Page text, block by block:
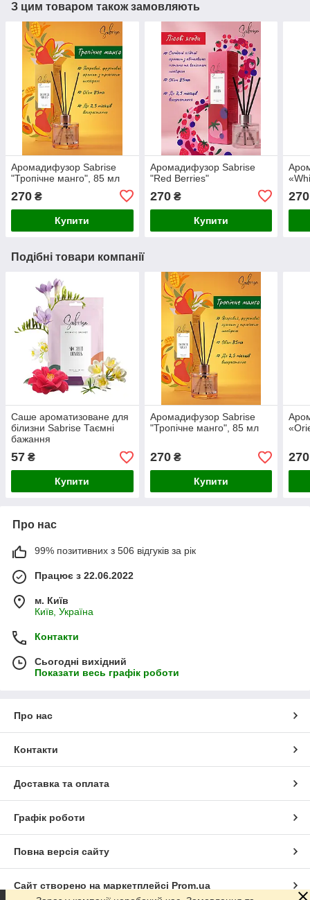
З цим товаром також замовляють
Аромадифузор Sabrise
"Тропічне манго", 85 мл
270 ₴
Купити
Аромадифузор Sabrise
"Red Berries"
270₴
Купити
270
Подібні товари компанії
Саше ароматизоване для
білизни Sabrise Таємні
бажання
57 ₴
Купити
Аромадифузор Sabrise
"Тропічне манго", 85 мл
270₴
Купити
270
Про нас
99% позитивних з 506 відгуків за рік
Працює з 22.06.2022
м. Київ
Київ, Україна
Контакти
Сьогодні вихідний
Показати весь графік роботи
Про нас
Контакти
Доставка та оплата
Графік роботи
Повна версія сайту
Сайт створено на маркетплейсі Prom.ua